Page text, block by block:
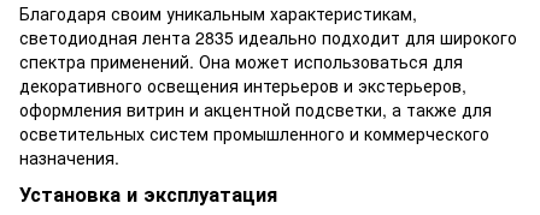
Благодаря своим уникальным характеристикам,
светодиодная лента 2835 идеально подходит для широкого
спектра применений. Она может использоваться для
декоративного освещения интерьеров и экстерьеров,
оформления витрин и акцентной подсветки, а также для
осветительных систем промышленного и коммерческого
назначения.
Установка и эксплуатация